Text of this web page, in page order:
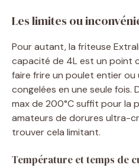
Les limites ou
Pour autant, la friteuse
capacité de 4L est un point
faire frire un poulet entier
congelées en une seule fois.
max de 200°C suffit pour la
amateurs de dorures ultra-
trouver cela limitant.
Température et temps de